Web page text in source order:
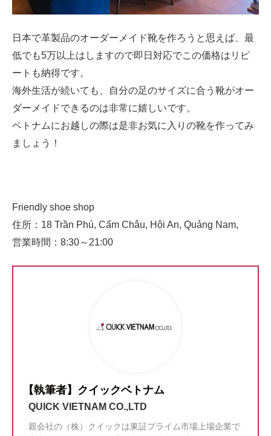
日本で革製品のオーダーメイド靴を作ろうと思えば、最
低でも5万以上はしますので即日対応でこの価格はリピ
ートも納得です。
海外生活が続いても、自分の足のサイズに合う靴がオー
ダーメイドできるのは非常に嬉しいです。
ベトナムにお越しの際は是非お気に入りの靴を作ってみ
ましょう！
Friendly shoe shop
住所：18 Trần Phú, Cẩm Châu, Hội An, Quảng Nam,
営業時間：8:30～21:00
【執筆者】クイックベトナム
QUICK VIETNAM CO.,LTD
親会社の（株）クイックは東証プライム市場上場企業で